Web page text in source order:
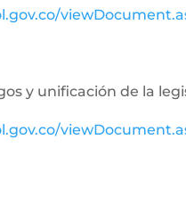
y unificación de la